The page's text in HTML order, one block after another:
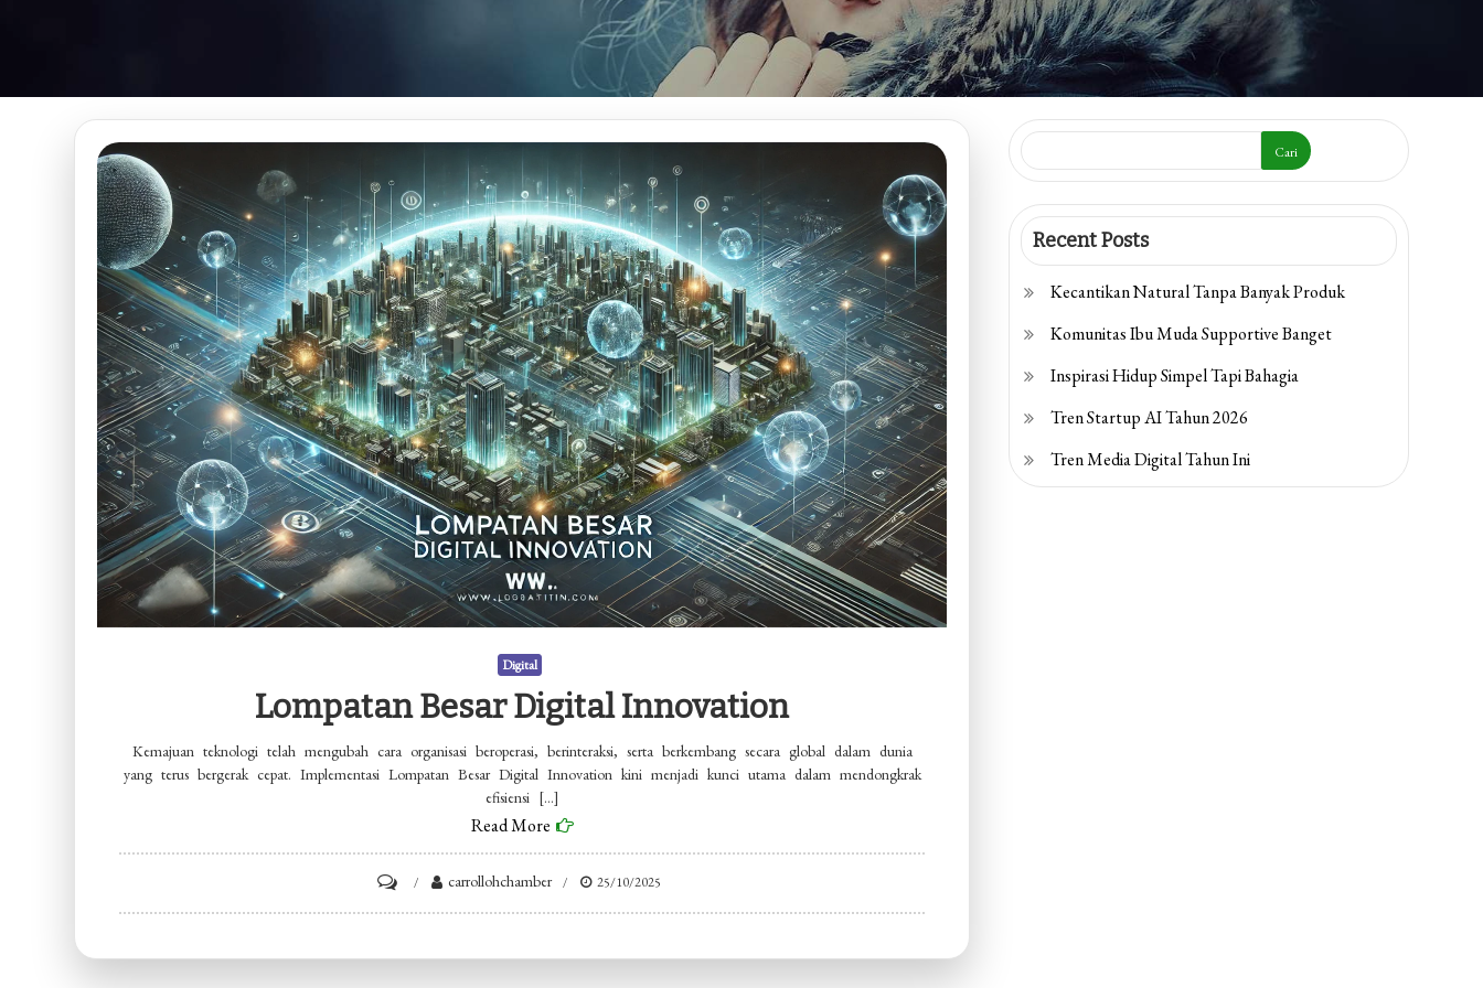
Digital
Lompatan Besar Digital Innovation
Kemajuan teknologi telah mengubah cara organisasi beroperasi, berinteraksi, serta berkembang secara global dalam dunia
yang terus bergerak cepat. Implementasi Lompatan Besar Digital Innovation kini menjadi kunci utama dalam mendongkrak
efisiensi […]
Read More
Lompatan
carrollohchamber 25/10/2025
Cari
Recent Posts
Kecantikan Natural Tanpa Banyak Produk
Komunitas Ibu Muda Supportive Banget
Inspirasi Hidup Simpel Tapi Bahagia
Tren Startup AI Tahun 2026
Tren Media Digital Tahun Ini